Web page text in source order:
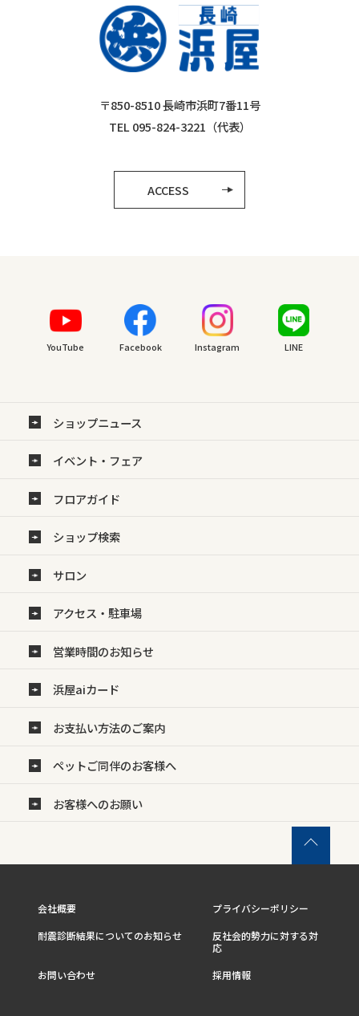
〒850-8510 長崎市浜町7番11号
TEL 095-824-3221（代表）
ACCESS
YouTube Facebook Instagram LINE
ショップニュース
イベント・フェア
フロアガイド
ショップ検索
サロン
アクセス・駐車場
営業時間のお知らせ
浜屋aiカード
お支払い方法のご案内
ペットご同伴のお客様へ
お客様へのお願い
会社概要
プライバシーポリシー
耐震診断結果についてのお知らせ
反社会的勢力に対する対
応
お問い合わせ
採用情報